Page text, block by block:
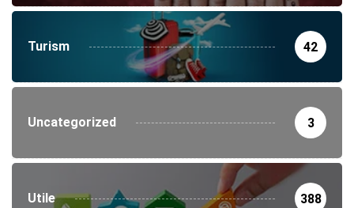
Turism 42
Uncategorized 3
Utile 388